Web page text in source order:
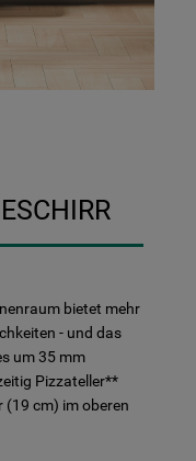
bietet mehr
- und das
um 35 mm
Pizzateller**
(19 cm) im oberen